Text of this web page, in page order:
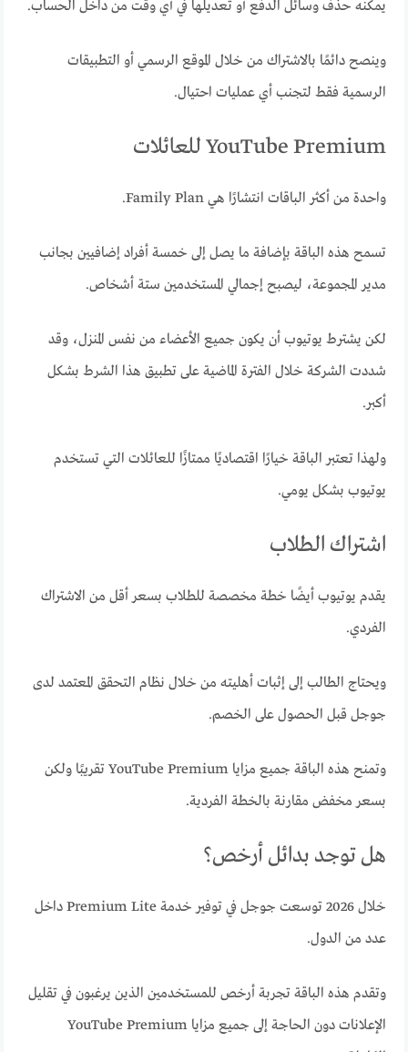
يمكنه حذف وسائل الدفع أو تعديلها في أي وقت من داخل الحساب.
وينصح دائمًا بالاشتراك من خلال الموقع الرسمي أو التطبيقات
الرسمية فقط لتجنب أي عمليات احتيال.
YouTube Premium للعائلات
واحدة من أكثر الباقات انتشارًا هي Family Plan.
تسمح هذه الباقة بإضافة ما يصل إلى خمسة أفراد إضافيين بجانب
مدير المجموعة، ليصبح إجمالي المستخدمين ستة أشخاص.
لكن يشترط يوتيوب أن يكون جميع الأعضاء من نفس المنزل، وقد
شددت الشركة خلال الفترة الماضية على تطبيق هذا الشرط بشكل
أكبر.
ولهذا تعتبر الباقة خيارًا اقتصاديًا ممتازًا للعائلات التي تستخدم
يوتيوب بشكل يومي.
اشتراك الطلاب
يقدم يوتيوب أيضًا خطة مخصصة للطلاب بسعر أقل من الاشتراك
الفردي.
ويحتاج الطالب إلى إثبات أهليته من خلال نظام التحقق المعتمد لدى
جوجل قبل الحصول على الخصم.
وتمنح هذه الباقة جميع مزايا YouTube Premium تقريبًا ولكن
بسعر مخفض مقارنة بالخطة الفردية.
هل توجد بدائل أرخص؟
خلال 2026 توسعت جوجل في توفير خدمة Premium Lite داخل
عدد من الدول.
وتقدم هذه الباقة تجربة أرخص للمستخدمين الذين يرغبون في تقليل
الإعلانات دون الحاجة إلى جميع مزايا YouTube Premium